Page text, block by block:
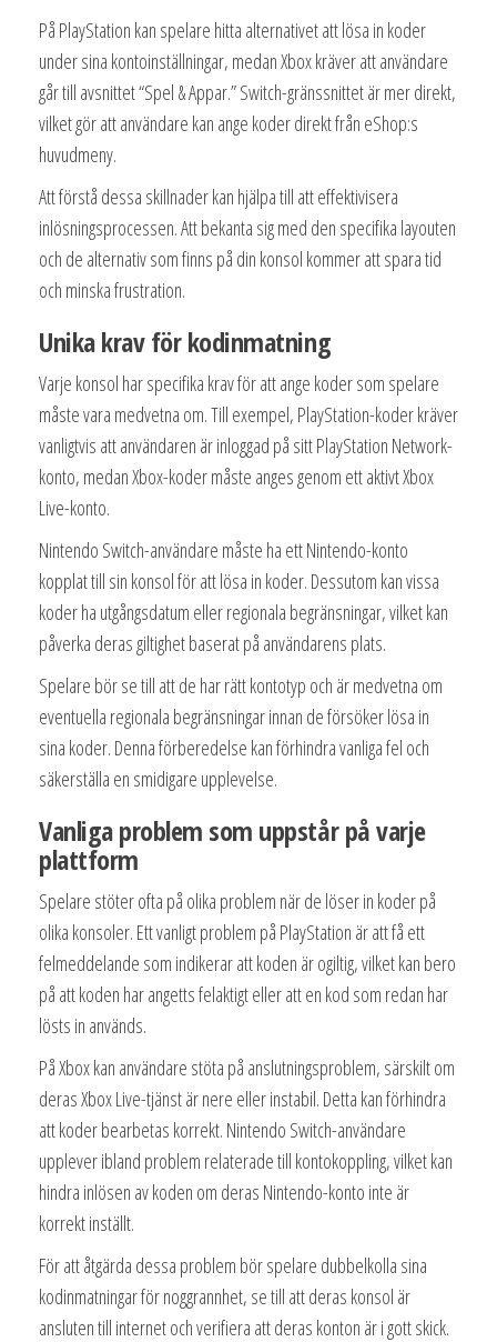
På PlayStation kan spelare hitta alternativet att lösa in koder
under sina kontoinställningar, medan Xbox kräver att användare
går till avsnittet “Spel & Appar.” Switch-gränssnittet är mer direkt,
vilket gör att användare kan ange koder direkt från eShop:s
huvudmeny.
Att förstå dessa skillnader kan hjälpa till att effektivisera
inlösningsprocessen. Att bekanta sig med den specifika layouten
och de alternativ som finns på din konsol kommer att spara tid
och minska frustration.
Unika krav för kodinmatning
Varje konsol har specifika krav för att ange koder som spelare
måste vara medvetna om. Till exempel, PlayStation-koder kräver
vanligtvis att användaren är inloggad på sitt PlayStation Network-
konto, medan Xbox-koder måste anges genom ett aktivt Xbox
Live-konto.
Nintendo Switch-användare måste ha ett Nintendo-konto
kopplat till sin konsol för att lösa in koder. Dessutom kan vissa
koder ha utgångsdatum eller regionala begränsningar, vilket kan
påverka deras giltighet baserat på användarens plats.
Spelare bör se till att de har rätt kontotyp och är medvetna om
eventuella regionala begränsningar innan de försöker lösa in
sina koder. Denna förberedelse kan förhindra vanliga fel och
säkerställa en smidigare upplevelse.
Vanliga problem som uppstår på varje
plattform
Spelare stöter ofta på olika problem när de löser in koder på
olika konsoler. Ett vanligt problem på PlayStation är att få ett
felmeddelande som indikerar att koden är ogiltig, vilket kan bero
på att koden har angetts felaktigt eller att en kod som redan har
lösts in används.
På Xbox kan användare stöta på anslutningsproblem, särskilt om
deras Xbox Live-tjänst är nere eller instabil. Detta kan förhindra
att koder bearbetas korrekt. Nintendo Switch-användare
upplever ibland problem relaterade till kontokoppling, vilket kan
hindra inlösen av koden om deras Nintendo-konto inte är
korrekt inställt.
För att åtgärda dessa problem bör spelare dubbelkolla sina
kodinmatningar för noggrannhet, se till att deras konsol är
ansluten till internet och verifiera att deras konton är i gott skick.